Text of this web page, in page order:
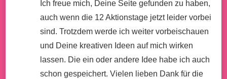
Ich freue mich, Deine Seite gefunden zu haben,
auch wenn die 12 Aktionstage jetzt leider vorbei
sind. Trotzdem werde ich weiter vorbeischauen
und Deine kreativen Ideen auf mich wirken
lassen. Die ein oder andere Idee habe ich auch
schon gespeichert. Vielen lieben Dank für die